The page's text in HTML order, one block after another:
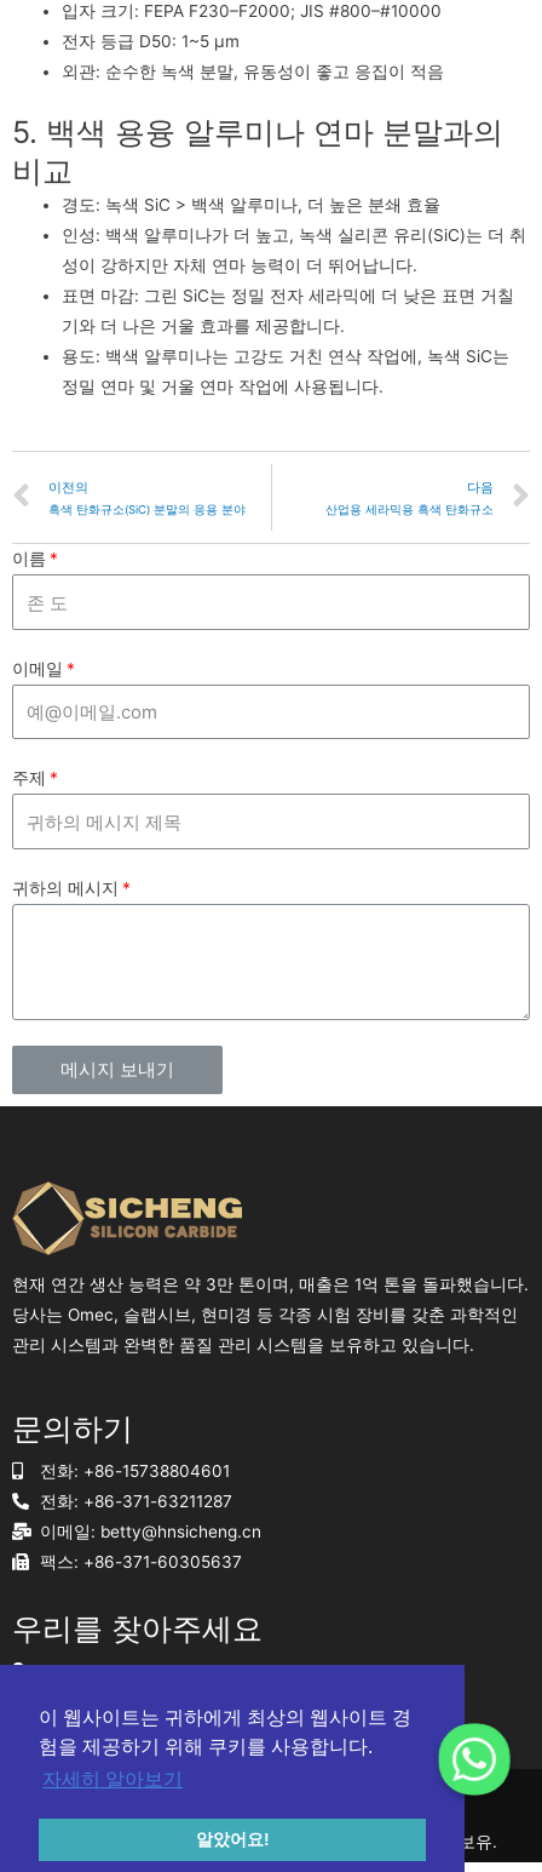
이 웹사이트는 귀하에게 최상의 웹사이트 경
험을 제공하기 위해 쿠키를 사용합니다.
자세히 알아보기
알았어요!
입자 크기: FEPA F230–F2000; JIS #800–#10000
전자 등급 D50: 1~5 μm
외관: 순수한 녹색 분말, 유동성이 좋고 응집이 적음
5. 백색 용융 알루미나 연마 분말과의
비교
경도: 녹색 SiC > 백색 알루미나, 더 높은 분쇄 효율
인성: 백색 알루미나가 더 높고, 녹색 실리콘 유리(SiC)는 더 취
성이 강하지만 자체 연마 능력이 더 뛰어납니다.
표면 마감: 그린 SiC는 정밀 전자 세라믹에 더 낮은 표면 거칠
기와 더 나은 거울 효과를 제공합니다.
용도: 백색 알루미나는 고강도 거친 연삭 작업에, 녹색 SiC는
정밀 연마 및 거울 연마 작업에 사용됩니다.
이전의
흑색 탄화규소(SiC) 분말의 응용 분야
다음
산업용 세라믹용 흑색 탄화규소
이름
이메일
주제
귀하의 메시지
메시지 보내기
현재 연간 생산 능력은 약 3만 톤이며, 매출은 1억 톤을 돌파했습니다.
당사는 Omec, 슬랩시브, 현미경 등 각종 시험 장비를 갖춘 과학적인
관리 시스템과 완벽한 품질 관리 시스템을 보유하고 있습니다.
문의하기
전화: +86-15738804601
전화: +86-371-63211287
이메일: betty@hnsicheng.cn
팩스: +86-371-60305637
우리를 찾아주세요
주소
사이트맵
© 허난 시청 연마기술 유한회사 2010-2024 모든 권리 보유.